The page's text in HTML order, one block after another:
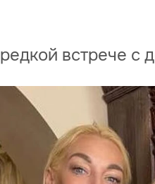
встрече